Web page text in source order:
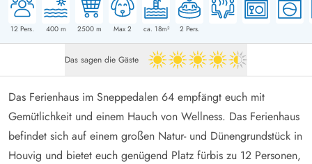
12 Pers. 400m 2500m Max 2 ca. 18m² 2 Pers.
Das sagen die Gäste 4.5 von 5
Das Ferienhaus im Sneppedalen 64 empfängt euch mit
Gemütlichkeit und einem Hauch von Wellness. Das Ferienhaus
befindet sich auf einem großen Natur- und Dünengrundstück in
Houvig und bietet euch genügend Platz fürbis zu 12 Personen,